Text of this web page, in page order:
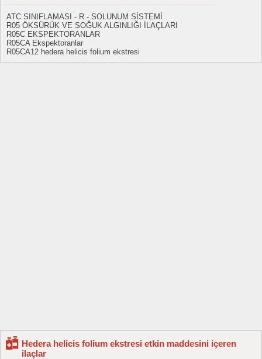
ATC SINIFLAMASI - R - SOLUNUM SİSTEMİ
R05 ÖKSÜRÜK VE SOĞUK ALGINLIĞI İLAÇLARI
R05C EKSPEKTORANLAR
R05CA Ekspektoranlar
R05CA12 hedera helicis folium ekstresi
Hedera helicis folium ekstresi etkin maddesini içeren
ilaçlar